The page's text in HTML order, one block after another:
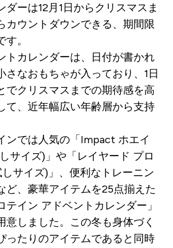
ダーは12月1日からクリスマスま
カウントダウンできる、期間限
。
トカレンダーは、日付が書かれ
さなおもちゃが入っており、1日
でクリスマスまでの期待感を高
て、近年幅広い年齢層から支持
ンでは人気の「Impact ホエイ
サイズ)」や「レイヤード プロ
サイズ)」、便利なトレーニン
ど、豪華アイテムを25点揃えた
テイン アドベントカレンダー」
意しました。この冬も身体づく
ったりのアイテムであると同時